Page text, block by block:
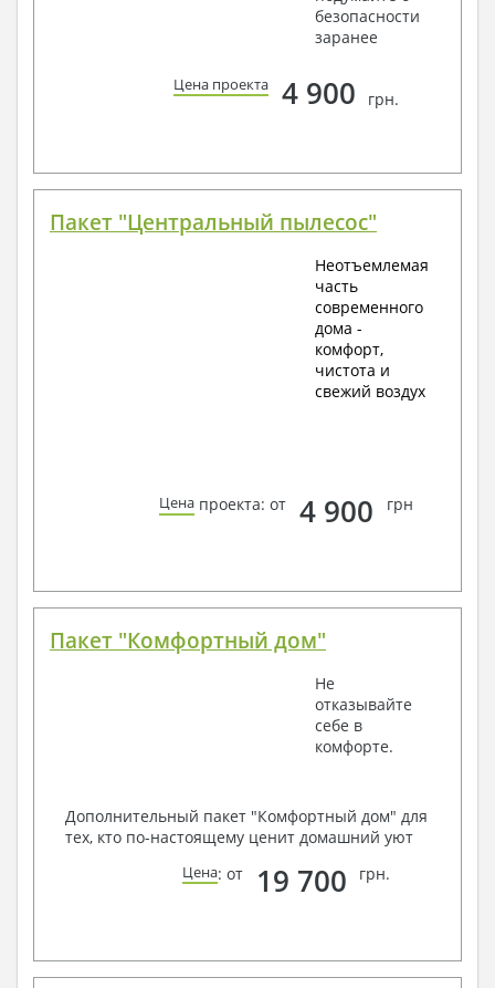
безопасности
заранее
Цена проекта 4 900 грн.
Пакет "Центральный пылесос"
Неотъемлемая
часть
современного
дома -
комфорт,
чистота и
свежий воздух
Цена проекта: от 4 900 грн
Пакет "Комфортный дом"
Не
отказывайте
себе в
комфорте.
Дополнительный пакет "Комфортный дом" для
тех, кто по-настоящему ценит домашний уют
Цена: от 19 700 грн.